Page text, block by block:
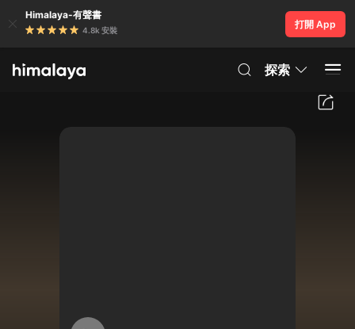
Himalaya-有聲書
4.8k 安裝
打開 App
探索